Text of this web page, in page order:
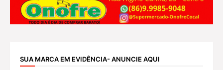
SUA MARCA EM EVIDÊNCIA- ANUNCIE AQUI